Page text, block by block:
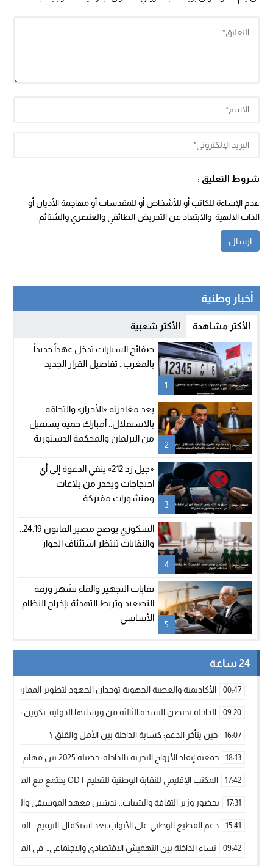
شروط التعليق :
عدم الإساءة للكاتب أو للأشخاص أو للمقدسات أو مهاجمة الأديان أو
الذات الالهية. والابتعاد عن التحريض الطائفي والعنصري والشتائم.
أخبار وطنية
الأكثر مشاهدة الأكثر شعبية
1
صفائح السيارات تدخل عهداً جديداً
بالمغرب.. تفاصيل القرار الجديد
2
بعد مغادرته «الأحرار» والتحاقه
بالاستقلال.. أمبارك حمية يستقيل
من البرلمان والمحكمة الدستورية
3
«جيل زد 212» ينفي الدعوة إلى أي
احتجاجات ويحذر من بلاغات
ومنشورات مفبركة
4
والنقابات تنتظر استئناف الحوار
5
نقابات التجهيز والماء تشهر ورقة
التصعيد وتربط التهدئة بإخراج النظام
الأساسي
24 ساعة
00:47 الأكاديمية والعصبة الجهوية توحدان الجهود لتطوير الممارسة
09:20 الداخلة تحتضن النسخة الثالثة من ورشاتها الدولية: تكوين
16:07 حين يتأخر الدعم: كسابة الداخلة بين الأمل والقلق ؟
18:13 جمعية إنقاذ الأرواح البحرية بالداخلة: حصيلة 2025 بين مهام الإنقاذ ومشروع “دار البحار”
17:42 المكتب الإقليمي للنقابة الوطنية للتعليم CDT يجتمع مع المدير الإقليمي لمناقشة ملفات جوهرية لنساء ورجال التعليم
17:31 بحضور وزير الثقافة والشباب.. تدشين معهد الموسيقى والفنون
15:41 دعم القطيع الوطني على الأبواب بعد استكمال الترقيم…
09:42 نساء الداخلة بين التهميش الاقتصادي والاجتماعي… في المؤسسات